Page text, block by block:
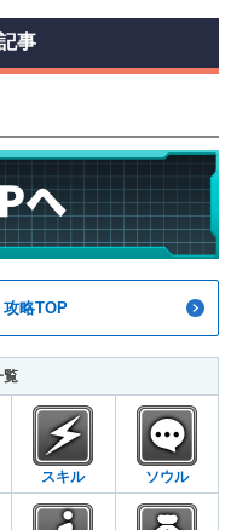
事
略TOP
覧
スキル ソウル